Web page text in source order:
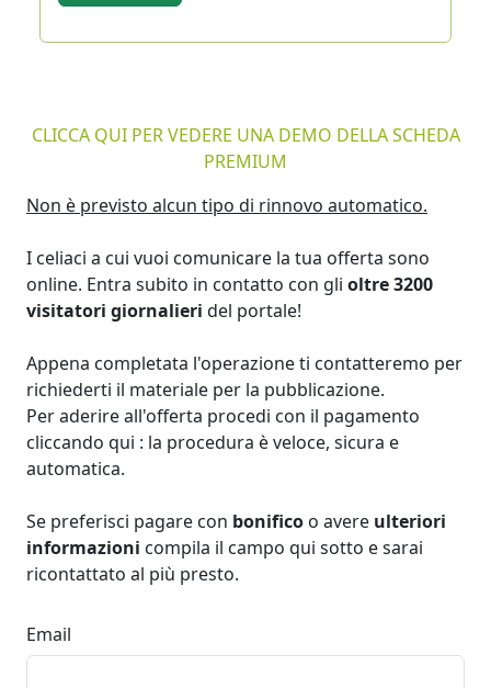
CLICCA QUI PER VEDERE UNA DEMO DELLA SCHEDA
PREMIUM
Non è previsto alcun tipo di rinnovo automatico.
I celiaci a cui vuoi comunicare la tua offerta sono
online. Entra subito in contatto con gli oltre 3200
visitatori giornalieri del portale!
Appena completata l'operazione ti contatteremo per
richiederti il materiale per la pubblicazione.
Per aderire all'offerta procedi con il pagamento
cliccando qui : la procedura è veloce, sicura e
automatica.
Se preferisci pagare con bonifico o avere ulteriori
informazioni compila il campo qui sotto e sarai
ricontattato al più presto.
Email